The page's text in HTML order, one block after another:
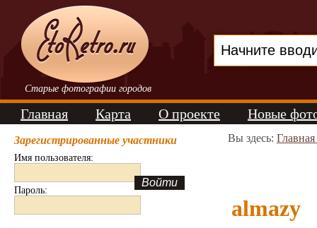
Старые фотографии городов
Главная Карта О проекте Новые
Зарегистрированные участники
Имя пользователя:
Пароль:
Вы здесь:
almazy